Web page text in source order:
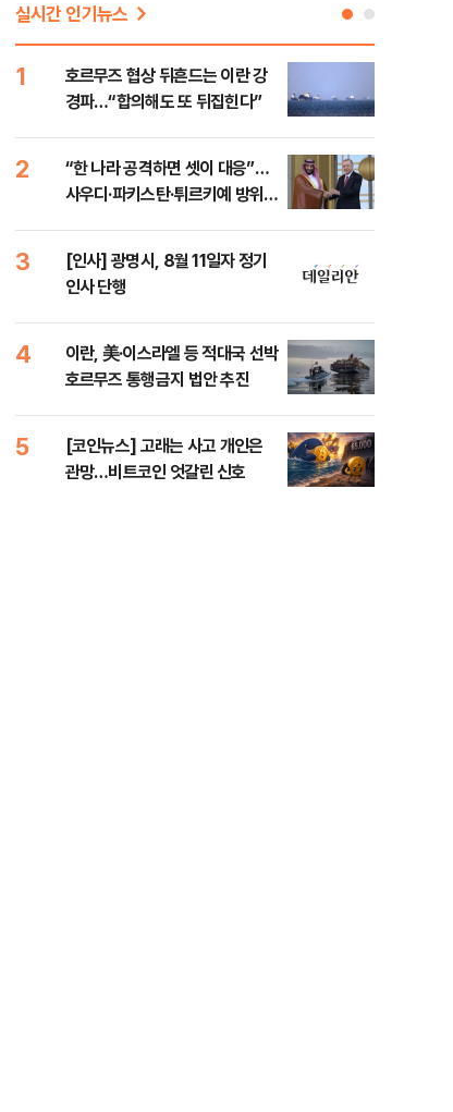
실시간 인기뉴스
1
호르무즈 협상 뒤흔드는 이란 강
경파…“합의해도 또 뒤집힌다”
2
“한 나라 공격하면 셋이 대응”…
사우디·파키스탄·튀르키예 방위동
3
[인사] 광명시, 8월 11일자 정기
인사 단행
4
이란, 美·이스라엘 등 적대국 선박
호르무즈 통행금지 법안 추진
5
[코인뉴스] 고래는 사고 개인은
관망…비트코인 엇갈린 신호